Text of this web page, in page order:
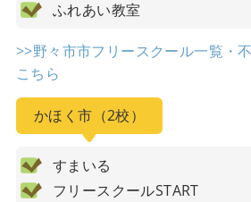
ふれあい教室
>>野々市市フリースクール一覧・
こちら
かほく市（2校）
すまいる
フリースクールSTART